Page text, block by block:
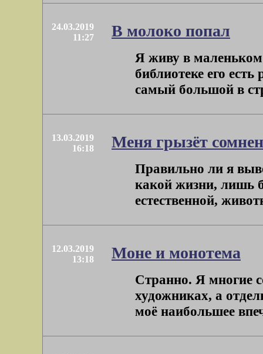
24.03.2019
11:27
В молоко попал
Я живу в маленьком
библиотеке его
самый большой в
13.03.2019
16:18
Меня грызёт
Правильно ли я
какой жизни, лишь
естественной,
12.03.2019
13:18
Моне и монотема
Странно. Я многие
художниках, а
моё наибольшее